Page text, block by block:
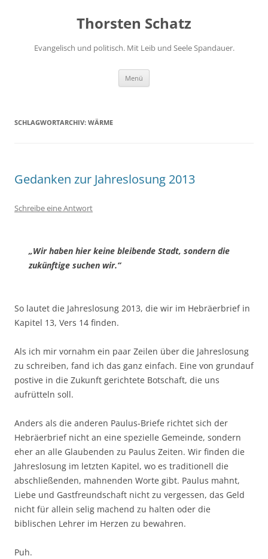
Thorsten Schatz
Evangelisch und politisch. Mit Leib und Seele Spandauer.
Menü
SCHLAGWORTARCHIV: WÄRME
Gedanken zur Jahreslosung 2013
Schreibe eine Antwort
„Wir haben hier keine bleibende Stadt, sondern die
zukünftige suchen wir.“
So lautet die Jahreslosung 2013, die wir im Hebräerbrief in
Kapitel 13, Vers 14 finden.
Als ich mir vornahm ein paar Zeilen über die Jahreslosung
zu schreiben, fand ich das ganz einfach. Eine von grundauf
postive in die Zukunft gerichtete Botschaft, die uns
aufrütteln soll.
Anders als die anderen Paulus-Briefe richtet sich der
Hebräerbrief nicht an eine spezielle Gemeinde, sondern
eher an alle Glaubenden zu Paulus Zeiten. Wir finden die
Jahreslosung im letzten Kapitel, wo es traditionell die
abschließenden, mahnenden Worte gibt. Paulus mahnt,
Liebe und Gastfreundschaft nicht zu vergessen, das Geld
nicht für allein selig machend zu halten oder die
biblischen Lehrer im Herzen zu bewahren.
Puh.